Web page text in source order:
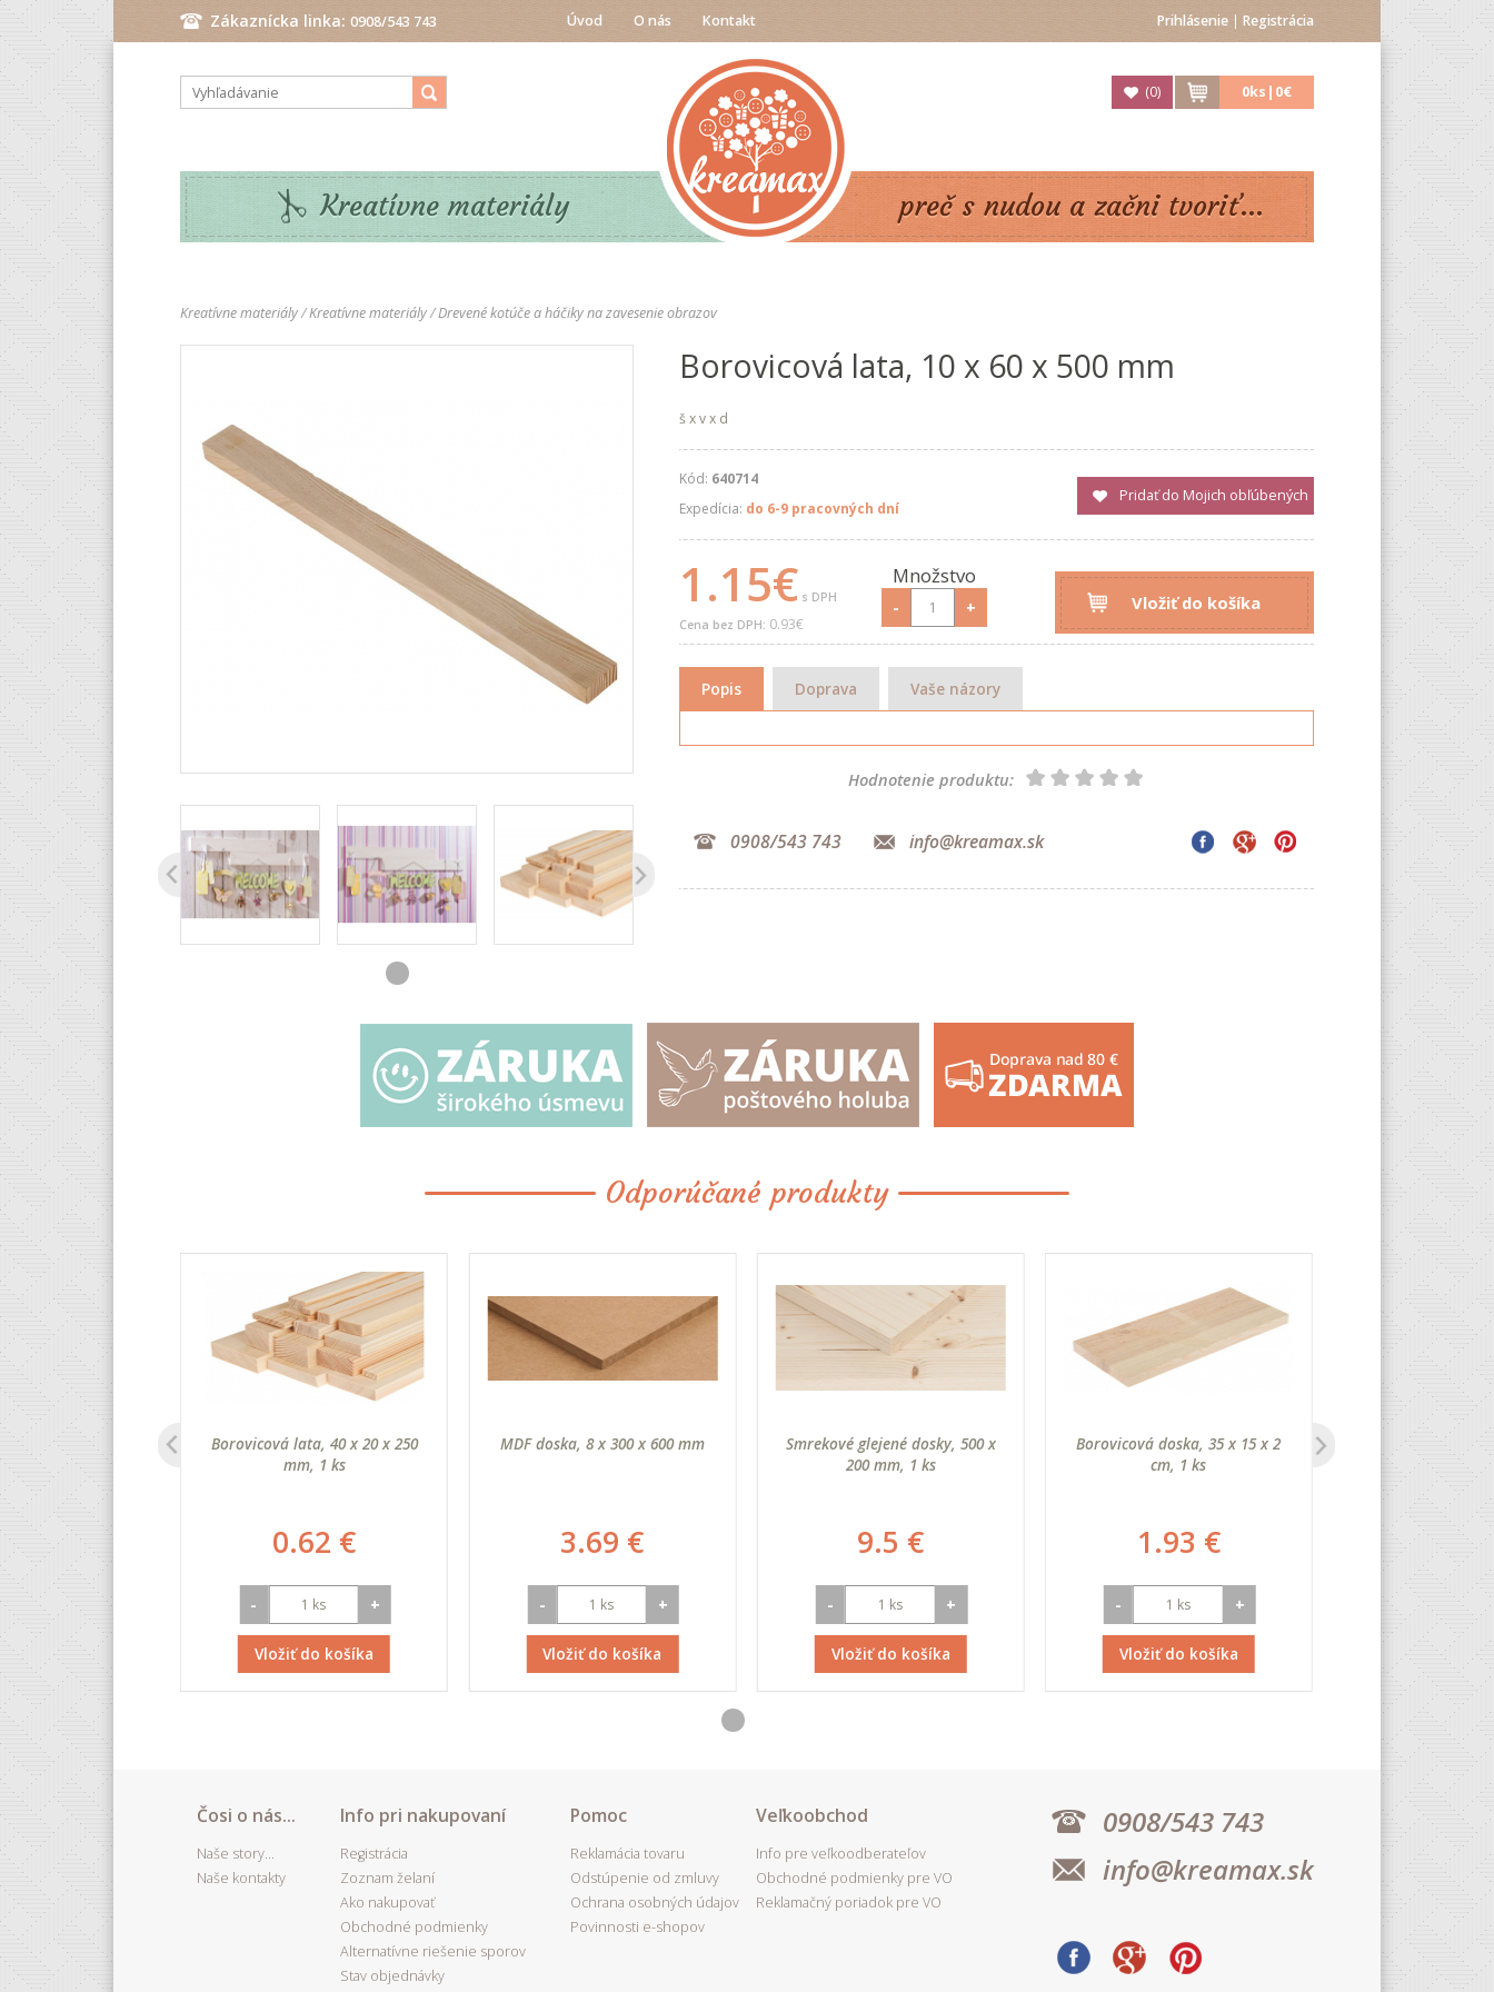
Zákaznícka linka: 0908/543 743 Prihlásenie | Registrácia
Úvod O nás Kontakt
(0) 0ks| 0€
Kreatívne materiály preč s nudou a začni tvoriť...
Kreatívne materiály/Kreatívne materiály/Drevené kotúče a háčiky na zavesenie obrazov
Borovicová lata, 10 x 60 x 500 mm
š x v x d
Kód: 640714
Expedícia: do 6-9 pracovných dní
Pridať do Mojich obľúbených
1.15€ s DPH
Cena bez DPH: 0.93€
Množstvo
- + Vložiť do košíka
Popis Doprava Vaše názory
Hodnotenie produktu:
0908/543 743 info@kreamax.sk
Odporúčané produkty
35 x 15 x 2
1 ks
€
do košíka
Borovicová lata, 40 x 20 x 250
mm, 1 ks
0.62 €
- +
Vložiť do košíka
MDF doska, 8 x 300 x 600 mm
3.69 €
- +
Vložiť do košíka
Smrekové glejené dosky, 500 x
200 mm, 1 ks
9.5 €
- +
Vložiť do košíka
Borovicová doska, 35 x 15 x 2
cm, 1 ks
1.93 €
- +
Vložiť do košíka
Borovicová lata,
mm, 1
0.62
Vložiť do
Čosi o nás...
Naše story...
Naše kontakty
Info pri nakupovaní
Registrácia
Zoznam želaní
Ako nakupovať
Obchodné podmienky
Alternatívne riešenie sporov
Stav objednávky
Pomoc
Reklamácia tovaru
Odstúpenie od zmluvy
Ochrana osobných údajov
Povinnosti e-shopov
Veľkoobchod
Info pre veľkoodberateľov
Obchodné podmienky pre VO
Reklamačný poriadok pre VO
0908/543 743
info@kreamax.sk